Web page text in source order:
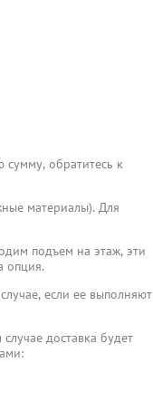
сумму, обратитесь к
материалы). Для
подъем на этаж, эти
опция.
если ее выполняют
доставка будет